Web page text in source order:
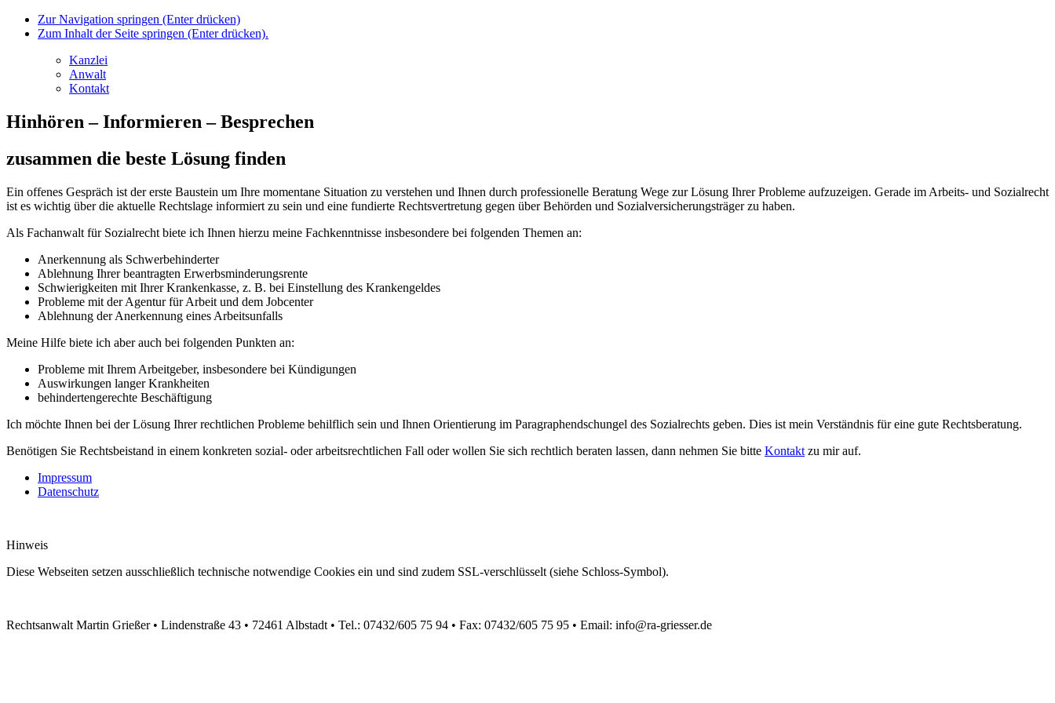
Zur Navigation springen (Enter drücken)
Zum Inhalt der Seite springen (Enter drücken).
Kanzlei
Anwalt
Kontakt
Hinhören – Informieren – Besprechen
zusammen die beste Lösung finden
Ein offenes Gespräch ist der erste Baustein um Ihre momentane Situation zu verstehen und Ihnen durch professionelle Beratung Wege zur Lösung Ihrer Probleme aufzuzeigen. Gerade im Arbeits- und Sozialrecht
ist es wichtig über die aktuelle Rechtslage informiert zu sein und eine fundierte Rechtsvertretung gegen über Behörden und Sozialversicherungsträger zu haben.
Als Fachanwalt für Sozialrecht biete ich Ihnen hierzu meine Fachkenntnisse insbesondere bei folgenden Themen an:
Anerkennung als Schwerbehinderter
Ablehnung Ihrer beantragten Erwerbsminderungsrente
Schwierigkeiten mit Ihrer Krankenkasse, z. B. bei Einstellung des Krankengeldes
Probleme mit der Agentur für Arbeit und dem Jobcenter
Ablehnung der Anerkennung eines Arbeitsunfalls
Meine Hilfe biete ich aber auch bei folgenden Punkten an:
Probleme mit Ihrem Arbeitgeber, insbesondere bei Kündigungen
Auswirkungen langer Krankheiten
behindertengerechte Beschäftigung
Ich möchte Ihnen bei der Lösung Ihrer rechtlichen Probleme behilflich sein und Ihnen Orientierung im Paragraphendschungel des Sozialrechts geben. Dies ist mein Verständnis für eine gute Rechtsberatung.
Benötigen Sie Rechtsbeistand in einem konkreten sozial- oder arbeitsrechtlichen Fall oder wollen Sie sich rechtlich beraten lassen, dann nehmen Sie bitte Kontakt zu mir auf.
Impressum
Datenschutz
Hinweis
Diese Webseiten setzen ausschließlich technische notwendige Cookies ein und sind zudem SSL-verschlüsselt (siehe Schloss-Symbol).
Rechtsanwalt Martin Grießer • Lindenstraße 43 • 72461 Albstadt • Tel.: 07432/605 75 94 • Fax: 07432/605 75 95 • Email: info@ra-griesser.de